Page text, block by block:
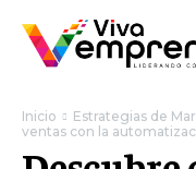
Inicio Estrategias de
ventas con la